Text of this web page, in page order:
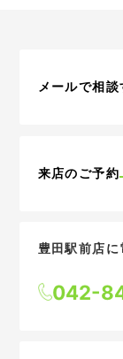
メールで相談
来店のご予約
豊田駅前店に
042-